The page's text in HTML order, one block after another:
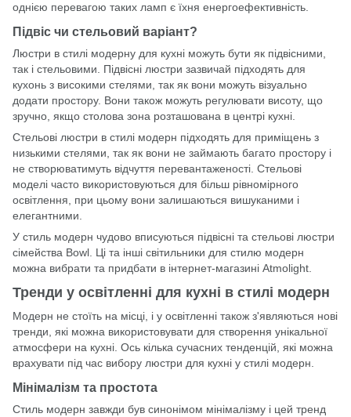
однією перевагою таких ламп є їхня енергоефективність.
Підвіс чи стельовий варіант?
Люстри в стилі модерну для кухні можуть бути як підвісними,
так і стельовими. Підвісні люстри зазвичай підходять для
кухонь з високими стелями, так як вони можуть візуально
додати простору. Вони також можуть регулювати висоту, що
зручно, якщо столова зона розташована в центрі кухні.
Стельові люстри в стилі модерн підходять для приміщень з
низькими стелями, так як вони не займають багато простору і
не створюватимуть відчуття перевантаженості. Стельові
моделі часто використовуються для більш рівномірного
освітлення, при цьому вони залишаються вишуканими і
елегантними.
У стиль модерн чудово вписуються підвісні та стельові люстри
сімейства Bowl. Ці та інші світильники для стилю модерн
можна вибрати та придбати в інтернет-магазині Atmolight
Тренди у освітленні для кухні в стилі модерн
Модерн не стоїть на місці, і у освітленні також з'являються нові
тренди, які можна використовувати для створення унікальної
атмосфери на кухні. Ось кілька сучасних тенденцій, які можна
врахувати під час вибору люстри для кухні у стилі модерн.
Мінімалізм та простота
Стиль модерн завжди був синонімом мінімалізму і цей тренд